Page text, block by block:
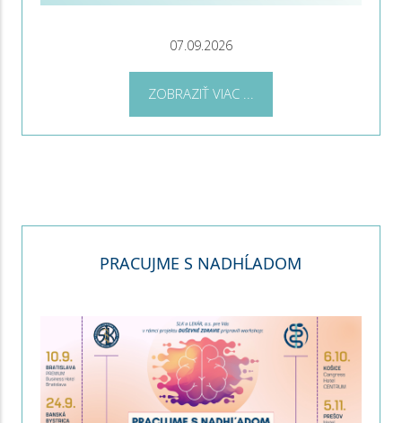
07.09.2026
ZOBRAZIŤ VIAC ...
PRACUJME S NADHĹADOM